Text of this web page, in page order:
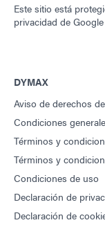
Este sitio está
privacidad de Google
DYMAX
Aviso de derechos
Condiciones
Términos y
Términos y
Condiciones de uso
Declaración de
Declaración de